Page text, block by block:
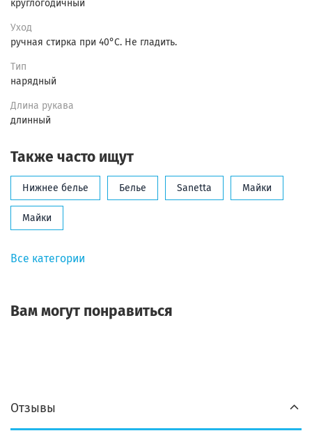
круглогодичный
Уход
ручная стирка при 40°C. Не гладить.
Тип
нарядный
Длина рукава
длинный
Также часто ищут
Нижнее белье Белье Sanetta Майки
Майки
Все категории
Вам могут понравиться
Отзывы